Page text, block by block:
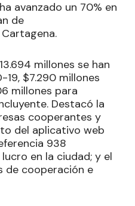
avanzado un 70% en
de
millones se han
$7.290 millones
millones para
Destacó la
cooperantes y
del aplicativo web
938
en la ciudad; y el
de cooperación e